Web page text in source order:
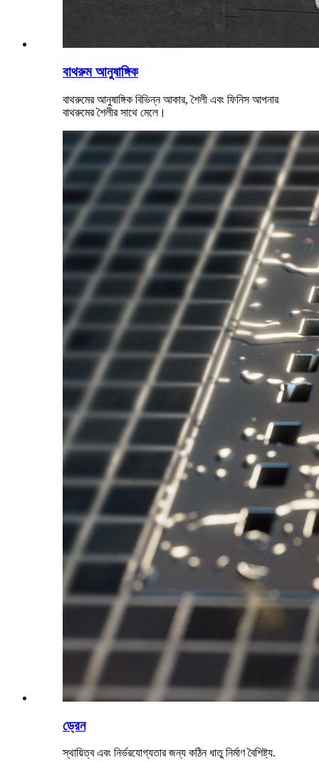
বাথরুম আনুষাঙ্গিক
বাথরুমের আনুষাঙ্গিক বিভিন্ন আকার, শৈলী এবং ফিনিস আপনার
বাথরুমের শৈলীর সাথে মেলে।
ড্রেন
স্থায়িত্ব এবং নির্ভরযোগ্যতার জন্য কঠিন ধাতু নির্মাণ বৈশিষ্ট্য.